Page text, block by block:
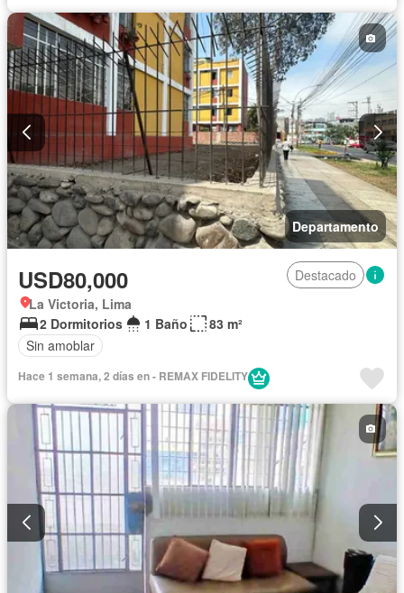
Departamento
USD80,000
Destacado
La Victoria, Lima
2 Dormitorios
1 Baño
83 m²
Sin amoblar
Hace 1 semana, 2 días en - REMAX FIDELITY